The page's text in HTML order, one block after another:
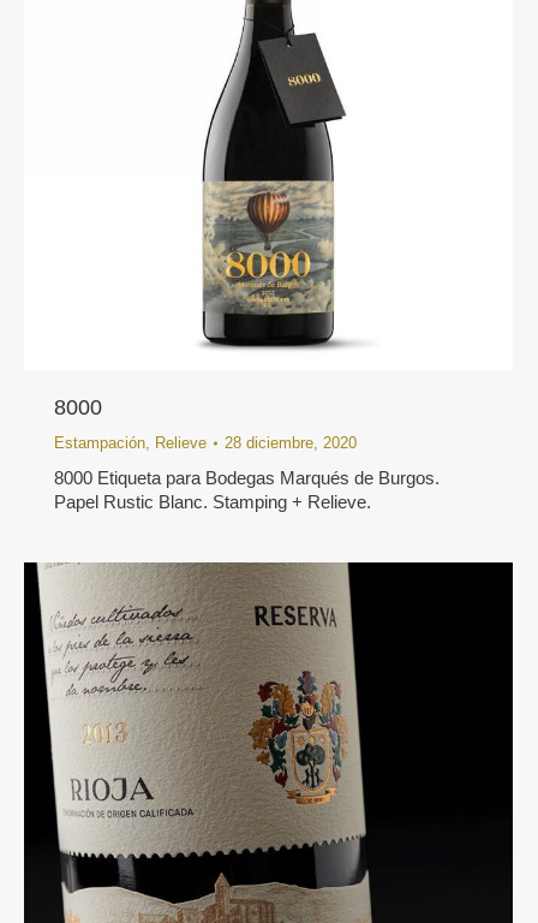
8000
Estampación, Relieve 28 diciembre, 2020
8000 Etiqueta para Bodegas Marqués de Burgos.
Papel Rustic Blanc. Stamping + Relieve.